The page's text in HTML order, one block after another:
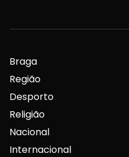
Braga
Região
Desporto
Religião
Nacional
Internacional